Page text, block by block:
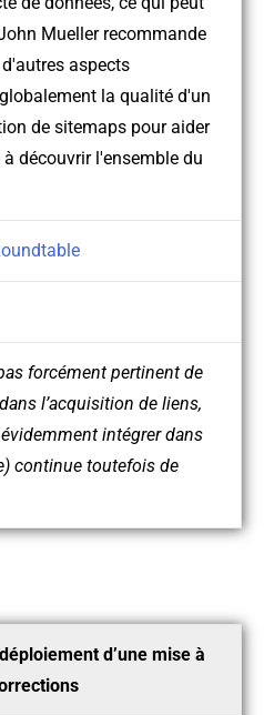
Mueller recommande
aspects
la qualité d'un
de sitemaps pour aider
découvrir l'ensemble du
forcément pertinent de
l’acquisition de liens,
intégrer dans
continue toutefois de
d’une mise à